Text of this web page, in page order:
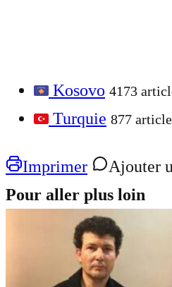
Kosovo 4173
Turquie 877
Imprimer
Ajouter
Pour aller plus loin